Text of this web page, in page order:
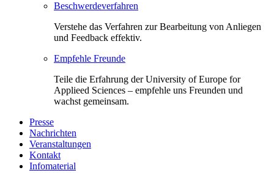
Beschwerdeverfahren
Verstehe das Verfahren zur Bearbeitung von Anliegen
und Feedback effektiv.
Empfehle Freunde
Teile die Erfahrung der University of Europe for
Applieed Sciences – empfehle uns Freunden und
wachst gemeinsam.
Presse
Nachrichten
Veranstaltungen
Kontakt
Infomaterial